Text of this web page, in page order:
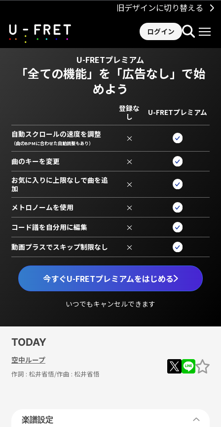
旧デザインに切り替える
ログイン
U-FRETプレミアム
「全ての機能」を 「広告なし」で始
めよう
今すぐU-FRETプレミアムをはじめる
いつでもキャンセルできます
登録な
し
U-FRETプレミアム
自動スクロールの速度を調整
（曲のBPMに合わせた自動調整もあり） ×
曲のキーを変更 ×
お気に入りに上限なしで曲を追
加
×
メトロノームを使用 ×
コード譜を自分用に編集 ×
動画プラスでスキップ制限なし ×
TODAY
空中ループ
作詞 : 松井省悟/作曲 : 松井省悟
楽譜設定